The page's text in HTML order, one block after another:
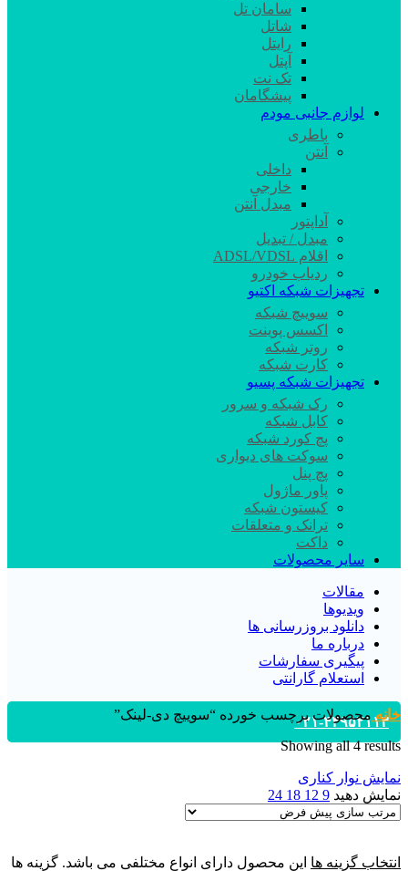
سامان تل
شاتل
رایتل
آپتل
تک نت
پیشگامان
لوازم جانبی مودم
باطری
آنتن
داخلی
خارجی
مبدل آنتن
آداپتور
مبدل / تبدیل
اقلام ADSL/VDSL
ردیاب خودرو
تجهیزات شبکه اکتیو
سوییچ شبکه
اکسس پوینت
روتر شبکه
کارت شبکه
تجهیزات شبکه پسیو
رک شبکه و سرور
کابل شبکه
پچ کورد شبکه
سوکت های دیواری
پچ پنل
پاور ماژول
کیستون شبکه
ترانک و متعلقات
داکت
سایر محصولات
مقالات
ویدیوها
دانلود بروزرسانی ها
درباره ما
پیگیری سفارشات
استعلام گارانتی
۰۲۱-۴۴۹۵۲۱۱۳خانه محصولات برچسب خورده “سوييچ دی-لینک”
Showing all 4 results
نمایش نوار کناری
نمایش دهید 9
12
18
24
انتخاب گزینه ها این محصول دارای انواع مختلفی می باشد. گزینه ها